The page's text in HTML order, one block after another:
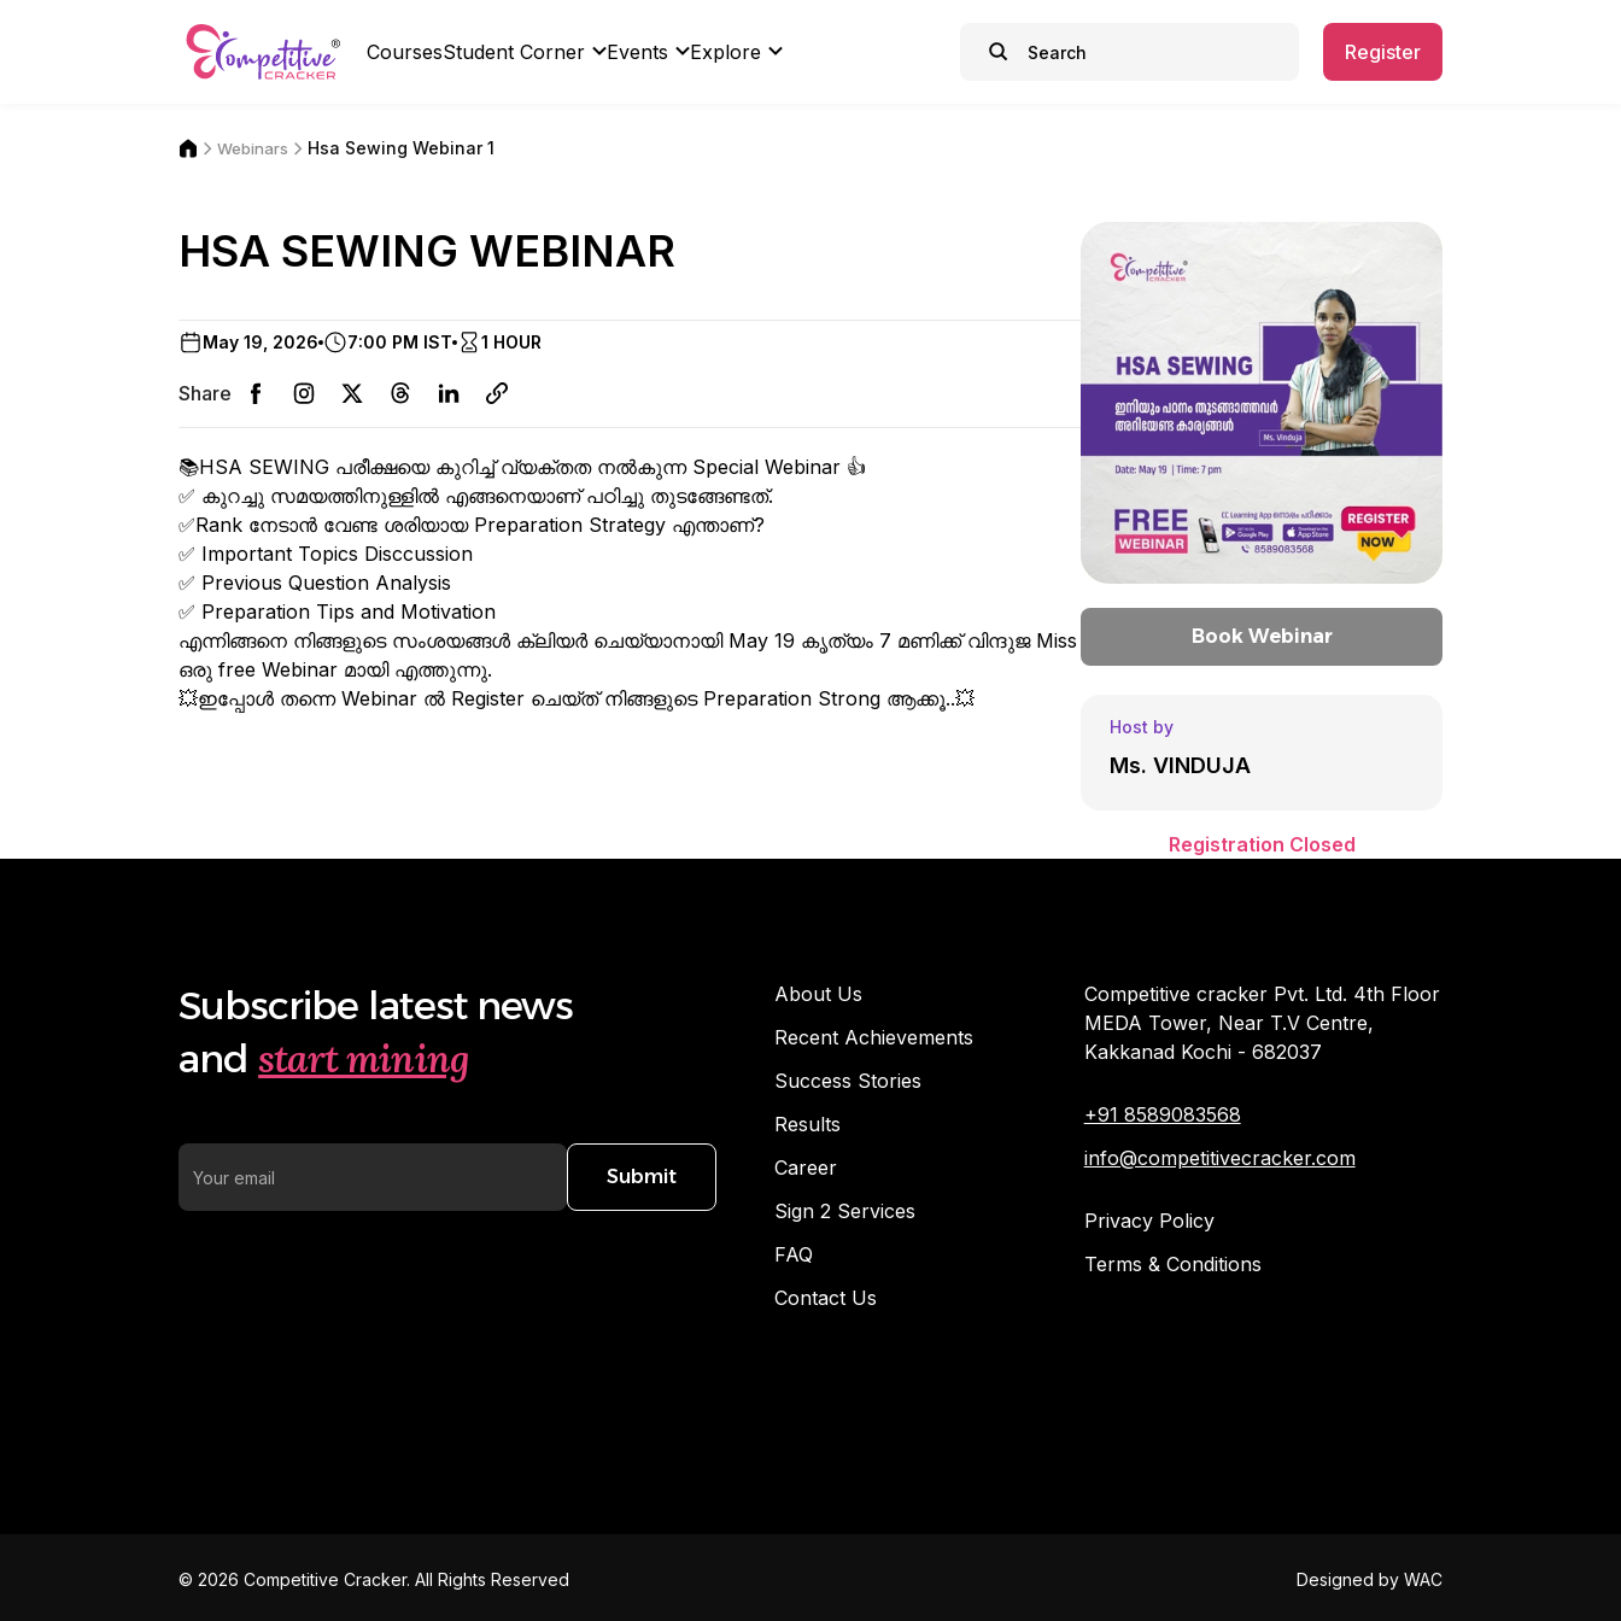
CoursesStudent Corner Events Explore Register
Webinars Hsa Sewing Webinar 1
HSA SEWING WEBINAR
May 19, 2026 7:00 PM IST 1 HOUR
Share
📚HSA SEWING പരീക്ഷയെ കുറിച്ച് വ്യക്തത നൽകുന്ന Special Webinar 👍
✅ കുറച്ചു സമയത്തിനുള്ളിൽ എങ്ങനെയാണ് പഠിച്ചു തുടങ്ങേണ്ടത്.
✅Rank നേടാൻ വേണ്ട ശരിയായ Preparation Strategy എന്താണ്?
✅ Important Topics Disccussion
✅ Previous Question Analysis
✅ Preparation Tips and Motivation
എന്നിങ്ങനെ നിങ്ങളുടെ സംശയങ്ങൾ ക്ലിയർ ചെയ്യാനായി May 19 കൃത്യം 7 മണിക്ക് വിന്ദുജ Miss
ഒരു free Webinar മായി എത്തുന്നു.
💥ഇപ്പോൾ തന്നെ Webinar ൽ Register ചെയ്ത് നിങ്ങളുടെ Preparation Strong ആക്കൂ..💥
Book Webinar
Host by
Ms. VINDUJA
Registration Closed
Subscribe latest news
and start mining
Submit
About Us
Recent Achievements
Success Stories
Results
Career
Sign 2 Services
FAQ
Contact Us
Competitive cracker Pvt. Ltd. 4th Floor
MEDA Tower, Near T.V Centre,
Kakkanad Kochi - 682037
+91 8589083568
info@competitivecracker.com
Privacy Policy
Terms & Conditions
© 2026 Competitive Cracker. All Rights Reserved Designed by WAC